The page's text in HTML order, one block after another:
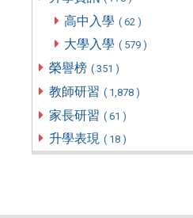
高中入學 ( 62 )
大學入學 ( 579 )
榮譽榜 ( 351 )
教師研習 ( 1,878 )
家長研習 ( 61 )
升學表現 ( 18 )